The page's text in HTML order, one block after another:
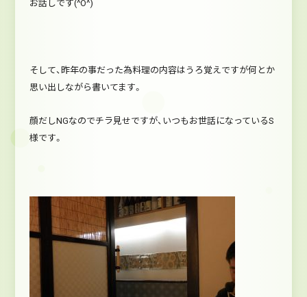
お話しです(^O^)
そして、昨年の事だった為料理の内容はうろ覚えですが何とか
思い出しながら書いてます。
顔だしNGなのでチラ見せですが、いつもお世話になっているS
様です。